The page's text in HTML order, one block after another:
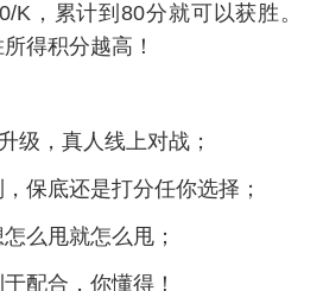
K，累计到80分就可以获胜。
得积分越高！
级，真人线上对战；
保底还是打分任你选择；
么甩就怎么甩；
配合，你懂得！